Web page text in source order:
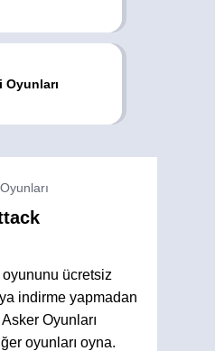
Oyunları
ücretsiz
indirme yapmadan
Oyunları
oyunları oyna.